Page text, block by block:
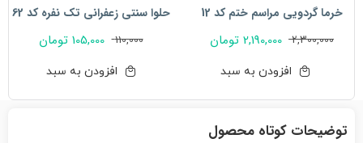
خرما گردویی مراسم ختم کد 12
2,300,000
قیمت
اصلی:
بود.
2,190,000 تومان
قیمت
فعلی:
افزودن به سبد
حلوا سنتی زعفرانی تک نفره کد 62
110,000
قیمت
اصلی:
بود.
105,000 تومان
قیمت
فعلی: افزودن به سبد
توضیحات کوتاه محصول